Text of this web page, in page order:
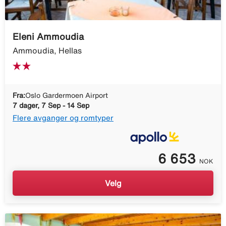
Eleni Ammoudia
Ammoudia, Hellas
Fra:Oslo Gardermoen Airport
7 dager, 7 Sep - 14 Sep
Flere avganger og romtyper
6 653 NOK
Velg